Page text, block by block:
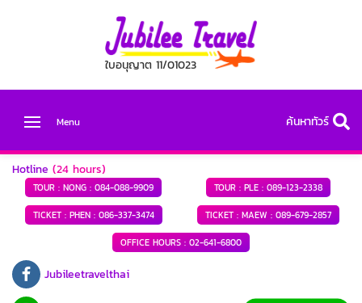
ใบอนุญาต 11/01023
Menu ค้นหาทัวร์
Hotline (24 hours)
TOUR : NONG : 084-088-9909 TOUR : PLE : 089-123-2338
TICKET : PHEN :086-337-3474 TICKET : MAEW : 089-679-2857
OFFICE HOURS : 02-641-6800
Jubileetravelthai